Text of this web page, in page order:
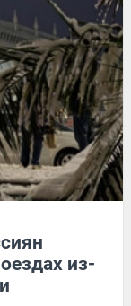
из-